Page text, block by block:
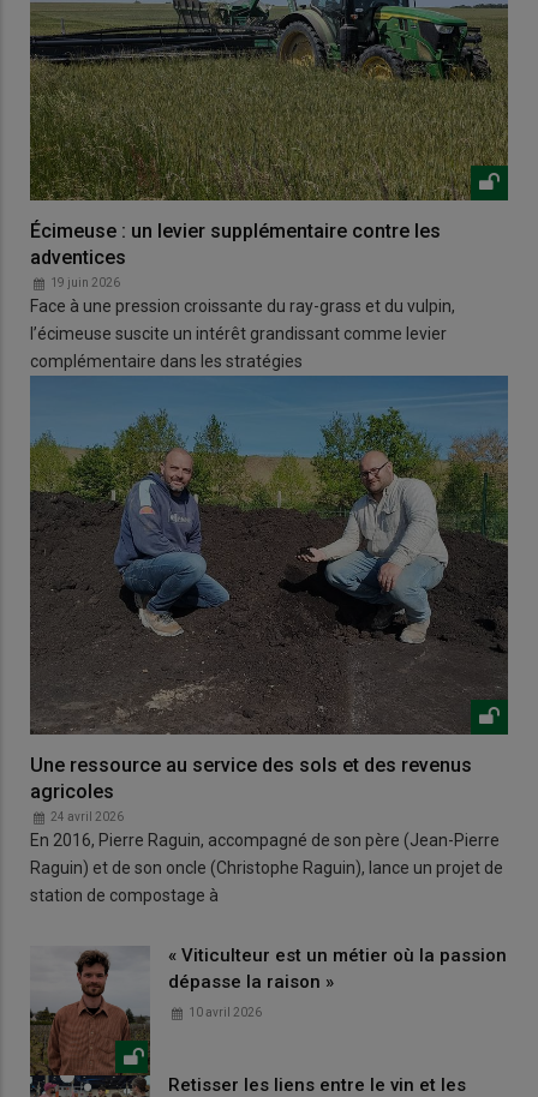
Écimeuse : un levier supplémentaire contre les
adventices
19 juin 2026
Face à une pression croissante du ray-grass et du vulpin,
l’écimeuse suscite un intérêt grandissant comme levier
complémentaire dans les stratégies
Une ressource au service des sols et des revenus
agricoles
24 avril 2026
En 2016, Pierre Raguin, accompagné de son père (Jean-Pierre
Raguin) et de son oncle (Christophe Raguin), lance un projet de
station de compostage à
« Viticulteur est un métier où la passion
dépasse la raison »
10 avril 2026
Retisser les liens entre le vin et les